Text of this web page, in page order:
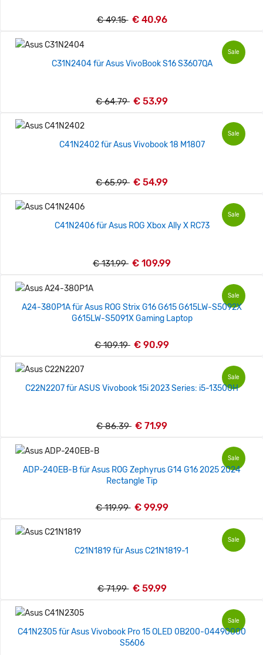
€ 49.15 € 40.96
Sale
C31N2404 für Asus VivoBook S16 S3607QA
€ 64.79 € 53.99
Sale
C41N2402 für Asus Vivobook 18 M1807
€ 65.99 € 54.99
Sale
C41N2406 für Asus ROG Xbox Ally X RC73
€ 131.99 € 109.99
Sale
A24-380P1A für Asus ROG Strix G16 G615 G615LW-S5092X
G615LW-S5091X Gaming Laptop
€ 109.19 € 90.99
Sale
C22N2207 für ASUS Vivobook 15i 2023 Series: i5-13500H
€ 86.39 € 71.99
Sale
ADP-240EB-B für Asus ROG Zephyrus G14 G16 2025 2024
Rectangle Tip
€ 119.99 € 99.99
Sale
C21N1819 für Asus C21N1819-1
€ 71.99 € 59.99
Sale
C41N2305 für Asus Vivobook Pro 15 OLED 0B200-04490000
S5606